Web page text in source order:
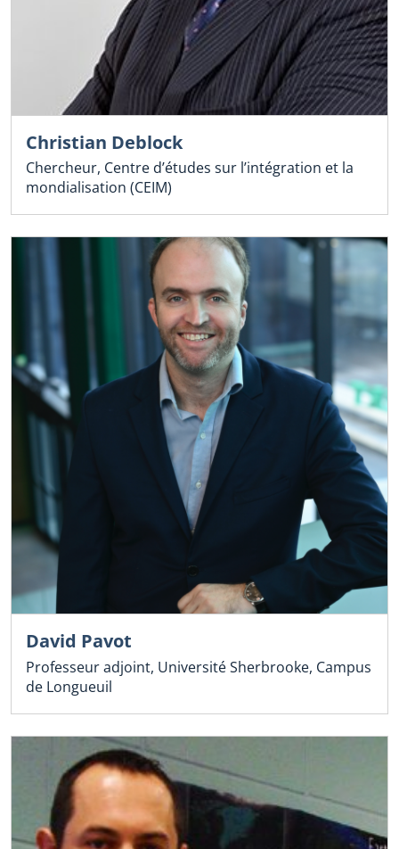
Christian Deblock
Chercheur, Centre d’études sur l’intégration et la
mondialisation (CEIM)
David Pavot
Professeur adjoint, Université Sherbrooke, Campus
de Longueuil